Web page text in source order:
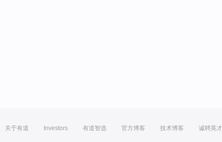
关于有道 Investors 有道智选 官方博客 技术博客 诚聘英才